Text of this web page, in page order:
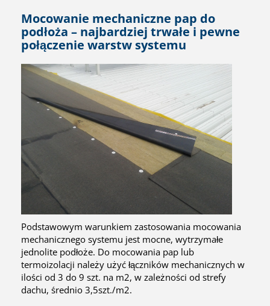
Mocowanie mechaniczne pap do
podłoża – najbardziej trwałe i pewne
połączenie warstw systemu
Podstawowym warunkiem zastosowania mocowania
mechanicznego systemu jest mocne, wytrzymałe
jednolite podłoże. Do mocowania pap lub
termoizolacji należy użyć łączników mechanicznych w
ilości od 3 do 9 szt. na m2, w zależności od strefy
dachu, średnio 3,5szt./m2.